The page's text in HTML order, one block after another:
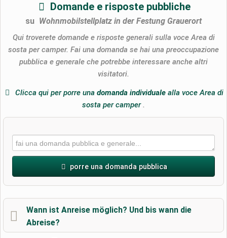
Domande e risposte pubbliche
su Wohnmobilstellplatz in der Festung Grauerort
Qui troverete domande e risposte generali sulla voce Area di
sosta per camper. Fai una domanda se hai una preoccupazione
pubblica e generale che potrebbe interessare anche altri
visitatori.
Clicca qui per porre unadomanda individuale alla voce Area di
sosta per camper.
porre una domanda pubblica
Wann ist Anreise möglich? Und bis wann die
Abreise?